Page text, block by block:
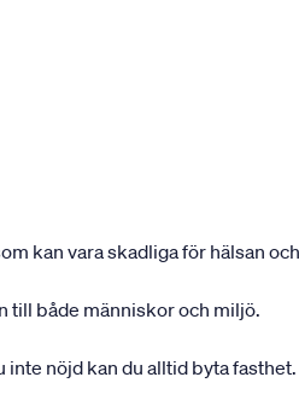
kan vara skadliga för hälsan
till både människor och miljö.
inte nöjd kan du alltid byta